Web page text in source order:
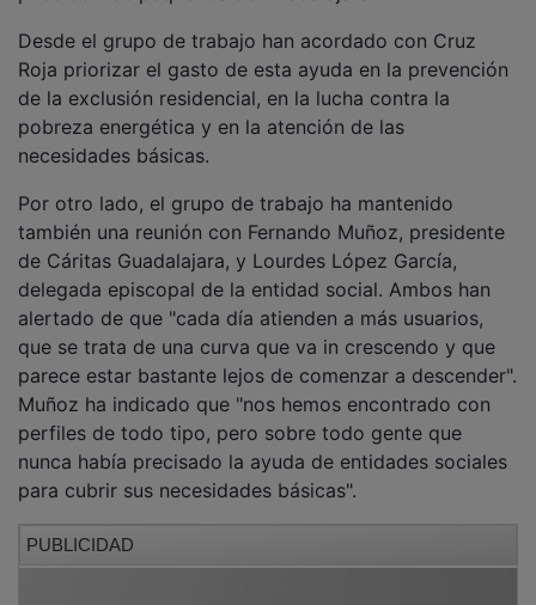
Roja priorizar el gasto de esta ayuda en la prevención
de la exclusión residencial, en la lucha contra la
pobreza energética y en la atención de las
necesidades básicas.
también una reunión con Fernando Muñoz, presidente
de Cáritas Guadalajara, y Lourdes López García,
delegada episcopal de la entidad social. Ambos han
alertado de que "cada día atienden a más usuarios,
que se trata de una curva que va in crescendo y que
parece estar bastante lejos de comenzar a descender".
Muñoz ha indicado que "nos hemos encontrado con
perfiles de todo tipo, pero sobre todo gente que
nunca había precisado la ayuda de entidades sociales
para cubrir sus necesidades básicas".